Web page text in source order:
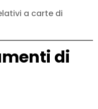
a carte di
di